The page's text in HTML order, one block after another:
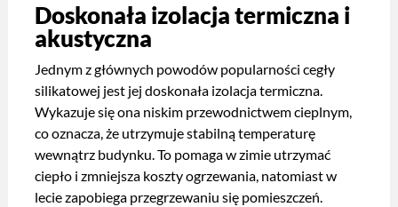
Doskonała izolacja termiczna i
akustyczna
Jednym z głównych powodów popularności cegły
silikatowej jest jej doskonała izolacja termiczna.
Wykazuje się ona niskim przewodnictwem cieplnym,
co oznacza, że utrzymuje stabilną temperaturę
wewnątrz budynku. To pomaga w zimie utrzymać
ciepło i zmniejsza koszty ogrzewania, natomiast w
lecie zapobiega przegrzewaniu się pomieszczeń.